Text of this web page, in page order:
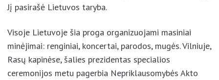
Jį pasirašė Lietuvos taryba.
Visoje Lietuvoje šia proga organizuojami masiniai
minėjimai: renginiai, koncertai, parodos, mugės. Vilniuje,
Rasų kapinėse, šalies prezidentas specialios
ceremonijos metu pagerbia Nepriklausomybės Akto